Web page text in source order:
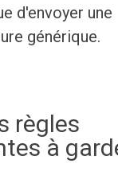
d'envoyer une
générique.
règles
à